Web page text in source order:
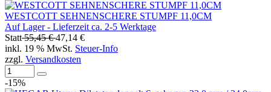
WESTCOTT SEHNENSCHERE STUMPF 11,0CM
Auf Lager - Lieferzeit ca. 2-5 Werktage
Statt55,45 €47,14 €
inkl. 19 % MwSt. Steuer-Info
zzgl. Versandkosten
-15%